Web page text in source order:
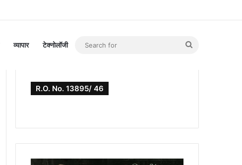
व्यापार टेक्नोलॉजी
R.O. No. 13895/ 46